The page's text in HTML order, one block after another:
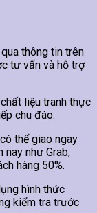
thông tin trên
tư vấn và hỗ trợ
liệu tranh thực
chu đáo.
thể giao ngay
nay như Grab,
hàng 50%.
hình thức
kiểm tra trước